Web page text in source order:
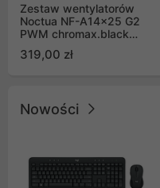
Zestaw wentylatorów
Noctua NF-A14x25 G2
PWM chromax.black
Push Pull (2szt)
319,00 zł
Nowości